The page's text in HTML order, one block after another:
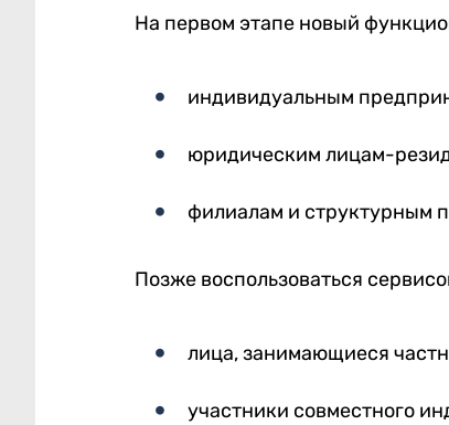
На первом этапе новый
индивидуальным
юридическим лицам-
филиалам и структурным
Позже воспользоваться
лица, занимающиеся
участники совместного